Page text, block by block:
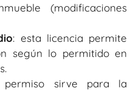
(modificaciones
: esta licencia permite
según lo permitido en
sirve para la